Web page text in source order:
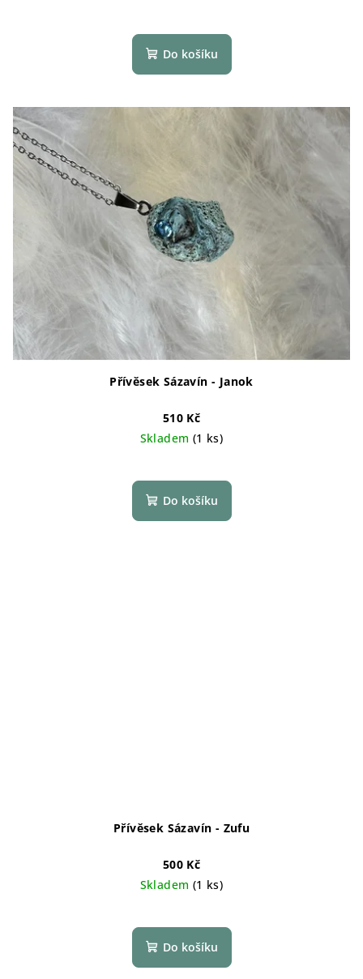
Do košíku
Přívěsek Sázavín - Janok
510 Kč
Skladem (1 ks)
Do košíku
Přívěsek Sázavín - Zufu
500 Kč
Skladem (1 ks)
Do košíku